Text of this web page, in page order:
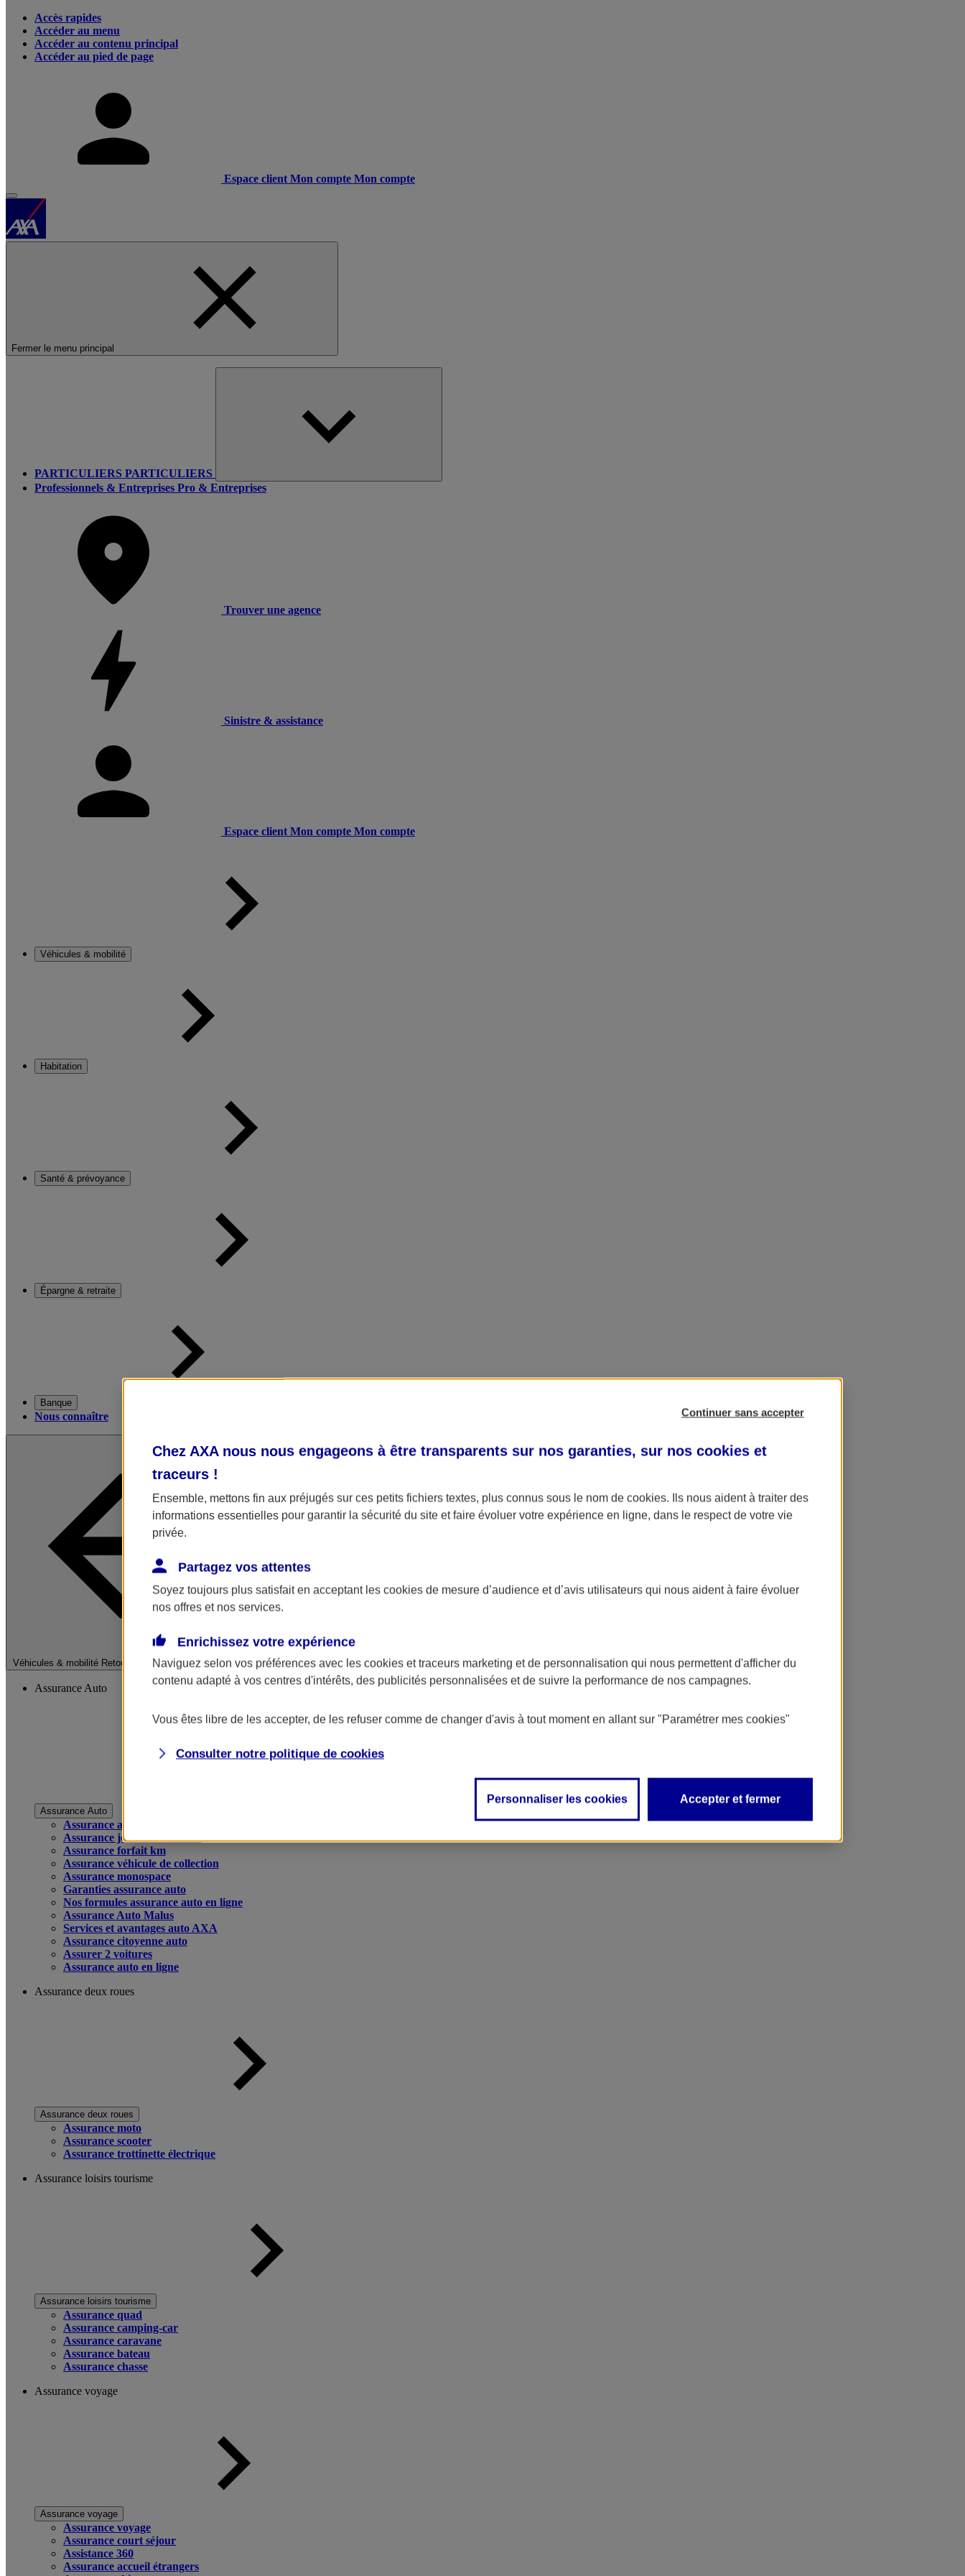
Accès rapides
Accéder au menu
Accéder au contenu principal
Accéder au pied de page
Espace client Mon compte Mon compte
Fermer le menu principal
PARTICULIERS PARTICULIERS
Professionnels & Entreprises Pro & Entreprises
Trouver une agence
Sinistre & assistance
Espace client Mon compte Mon compte
Véhicules & mobilité
Habitation
Santé & prévoyance
Épargne & retraite
Banque
Nous connaître
Véhicules & mobilité Retour à la section précédente
Fermer le menu principal
Assurance Auto
Assurance Auto
Assurance auto
Assurance jeune conducteur
Assurance forfait km
Assurance véhicule de collection
Assurance monospace
Garanties assurance auto
Nos formules assurance auto en ligne
Assurance Auto Malus
Services et avantages auto AXA
Assurance citoyenne auto
Assurer 2 voitures
Assurance auto en ligne
Assurance deux roues
Assurance deux roues
Assurance moto
Assurance scooter
Assurance trottinette électrique
Assurance loisirs tourisme
Assurance loisirs tourisme
Assurance quad
Assurance camping-car
Assurance caravane
Assurance bateau
Assurance chasse
Assurance voyage
Assurance voyage
Assurance voyage
Assurance court séjour
Assistance 360
Assurance accueil étrangers
Continuer sans accepter
Chez AXA nous nous engageons à être transparents sur nos garanties, sur nos cookies et
traceurs !
Ensemble, mettons fin aux préjugés sur ces petits fichiers textes, plus connus sous le nom de cookies. Ils nous aident à traiter des
informations essentielles pour garantir la sécurité du site et faire évoluer votre expérience en ligne, dans le respect de votre vie
privée.
Partagez vos attentes
Soyez toujours plus satisfait en acceptant les cookies de mesure d’audience et d’avis utilisateurs qui nous aident à faire évoluer
nos offres et nos services.
Enrichissez votre expérience
Naviguez selon vos préférences avec les cookies et traceurs marketing et de personnalisation qui nous permettent d'afficher du
contenu adapté à vos centres d'intérêts, des publicités personnalisées et de suivre la performance de nos campagnes.
Vous êtes libre de les accepter, de les refuser comme de changer d'avis à tout moment en allant sur "Paramétrer mes cookies"
Consulter notre politique de cookies
Personnaliser les cookies Accepter et fermer